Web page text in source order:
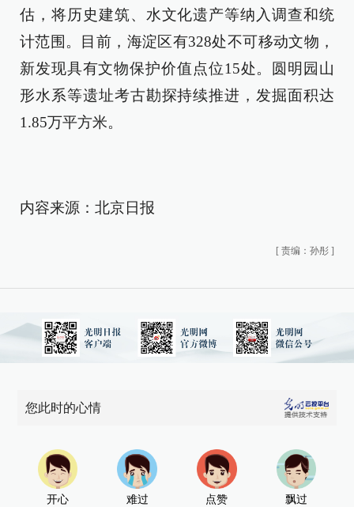
估，将历史建筑、水文化遗产等纳入调查和统
计范围。目前，海淀区有328处不可移动文物，
新发现具有文物保护价值点位15处。圆明园山
形水系等遗址考古勘探持续推进，发掘面积达
1.85万平方米。
内容来源：北京日报
[ 责编：孙彤 ]
您此时的心情
开心 难过 点赞 飘过